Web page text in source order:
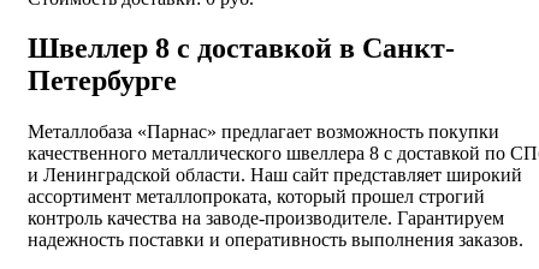
Швеллер 8 с доставкой в Санкт-
Петербурге
Металлобаза «Парнас» предлагает возможность покупки
качественного металлического швеллера 8 с доставкой по
и Ленинградской области. Наш сайт представляет широкий
ассортимент металлопроката, который прошел строгий
контроль качества на заводе-производителе. Гарантируем
надежность поставки и оперативность выполнения заказов.